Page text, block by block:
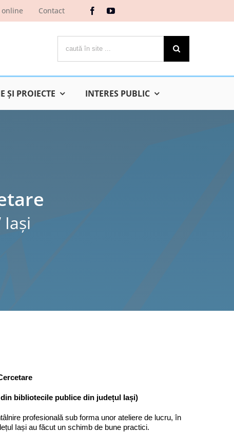
online Contact
ŞI PROIECTE INTERES PUBLIC
Iaşi
bibliotecile publice din județul Iași)
profesională sub forma unor ateliere de lucru, în
Iași au făcut un schimb de bune practici.